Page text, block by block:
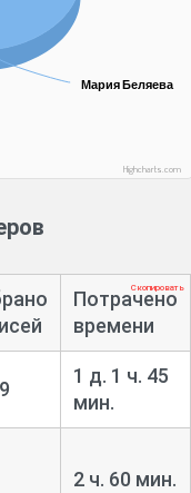
Мария Беляева
Мария Беляева
Highcharts.com
Потрачено
времени
Скопировать
1 д. 1 ч. 45
мин.
2 ч. 60 мин.